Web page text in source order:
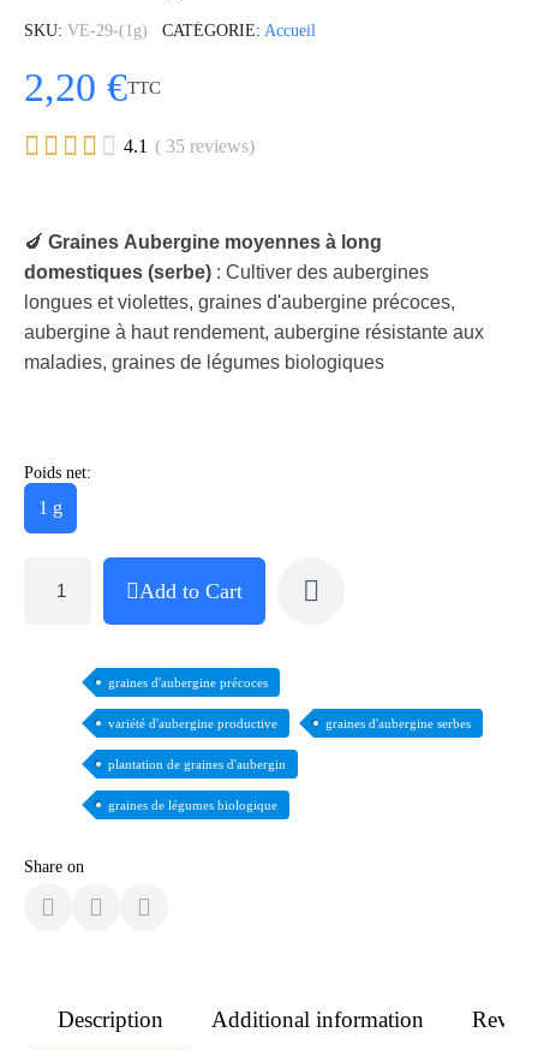
SKU VE-29-(1g) CATÉGORIE Accueil
2,20 €TTC
     4.1 ( 35 reviews)
🍆 Graines Aubergine moyennes à long
domestiques (serbe) : Cultiver des aubergines
longues et violettes, graines d'aubergine précoces,
aubergine à haut rendement, aubergine résistante aux
maladies, graines de légumes biologiques
Poids net:
1 g
Add to Cart
graines d'aubergine précoces
variété d'aubergine productive graines d'aubergine serbes
plantation de graines d'aubergin
graines de légumes biologique
Share on
Description Additional information